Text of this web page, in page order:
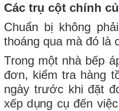
Các trụ cột chính
Chuẩn bị không
thoáng qua mà đó là
Trong một nhà bếp
đơn, kiểm tra hàng
ngày trước khi đặt
xếp dụng cụ đến